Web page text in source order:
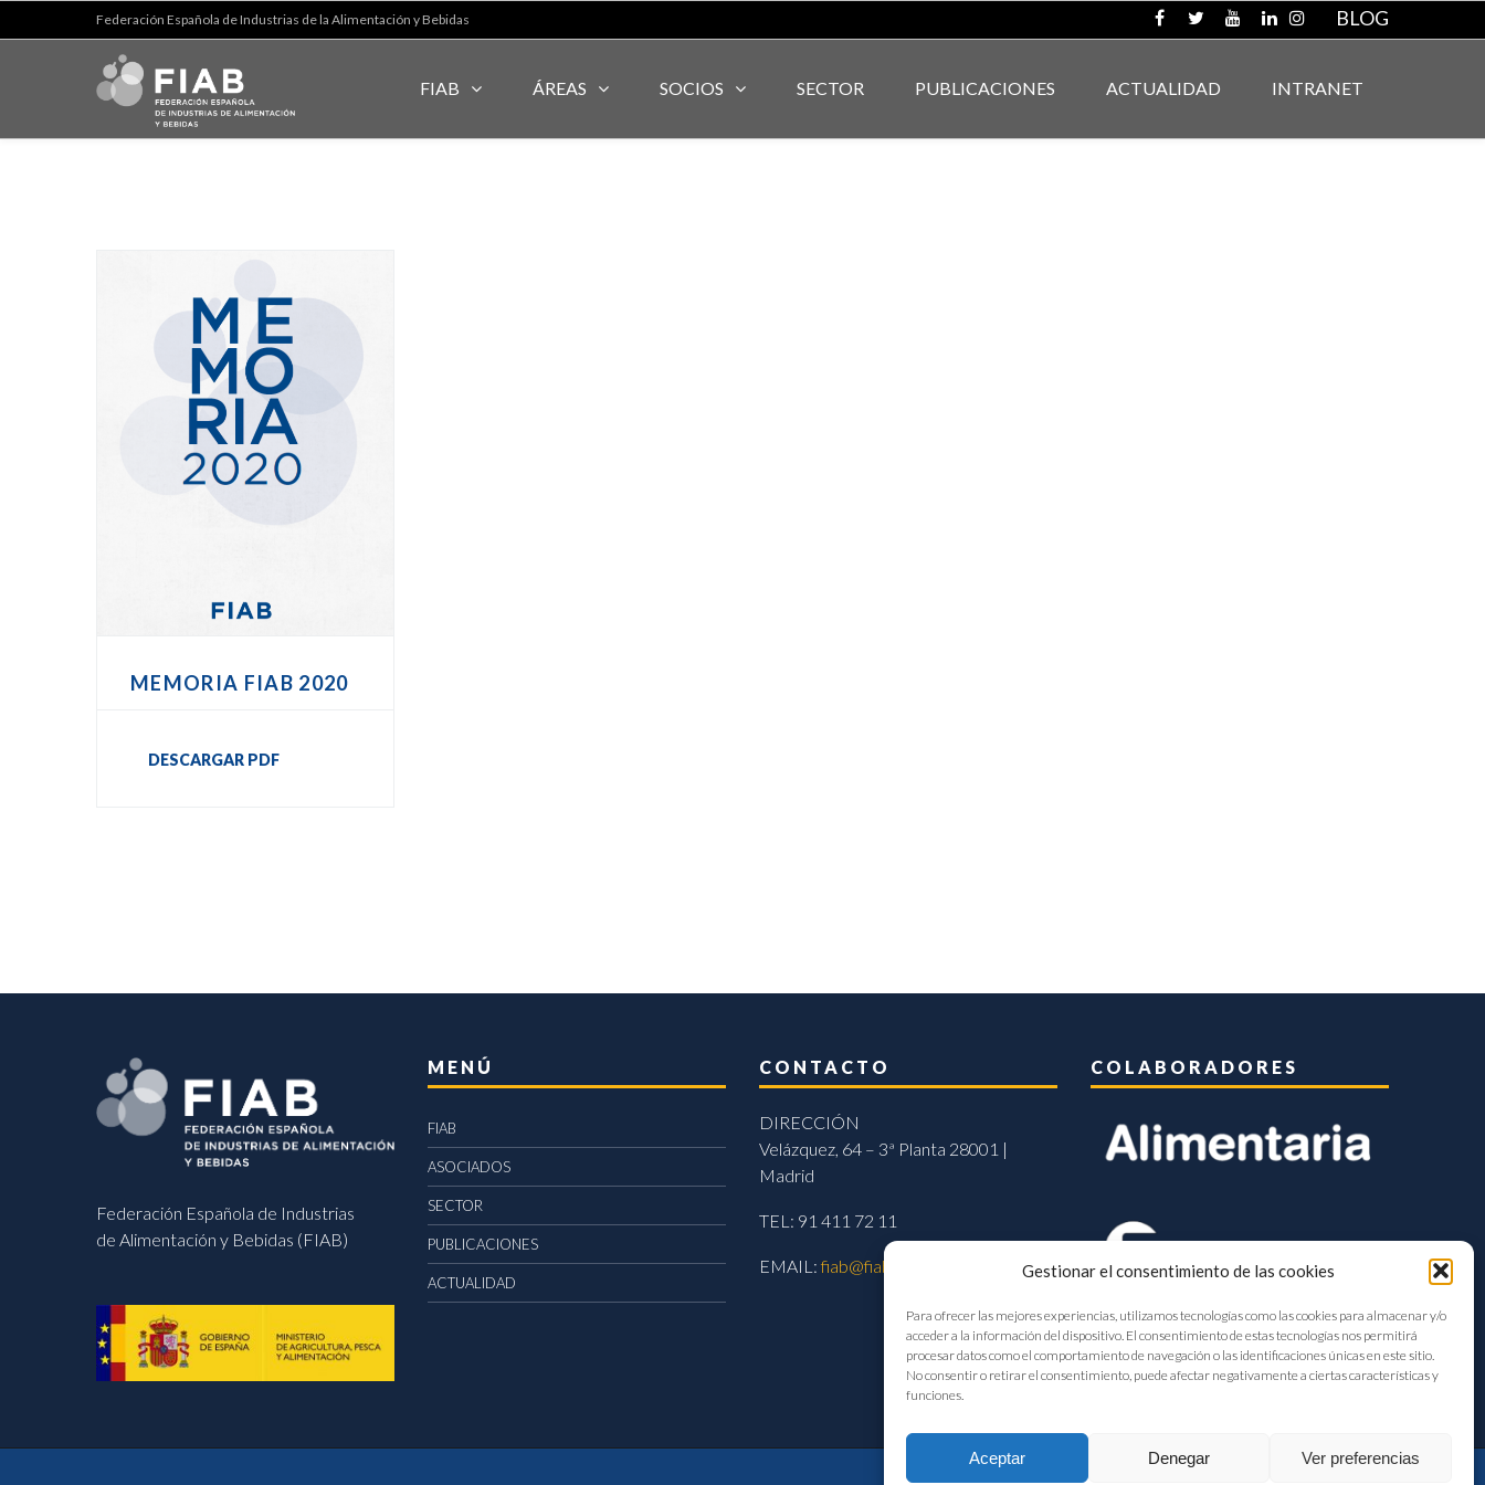
Gestionar el consentimiento de las cookies
Para ofrecer las mejores experiencias, utilizamos tecnologías como las cookies para almacenar y/o
acceder a la información del dispositivo. El consentimiento de estas tecnologías nos permitirá
procesar datos como el comportamiento de navegación o las identificaciones únicas en este sitio.
No consentir o retirar el consentimiento, puede afectar negativamente a ciertas características y
funciones.
Aceptar Denegar Ver preferencias
Federación Española de Industrias de la Alimentación y Bebidas BLOG
FIAB ÁREAS SOCIOS SECTOR PUBLICACIONES ACTUALIDAD INTRANET
MEMORIA FIAB 2020
DESCARGAR PDF
Federación Española de Industrias
de Alimentación y Bebidas (FIAB)
MENÚ
FIAB
ASOCIADOS
SECTOR
PUBLICACIONES
ACTUALIDAD
CONTACTO
DIRECCIÓN
Velázquez, 64 – 3ª Planta 28001 |
Madrid
TEL: 91 411 72 11
EMAIL:fiab@fiab.es
COLABORADORES